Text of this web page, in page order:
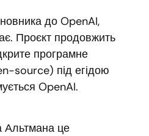
до OpenAI,
Проєкт продовжить
програмне
source) під егідою
OpenAI.
Альтмана це